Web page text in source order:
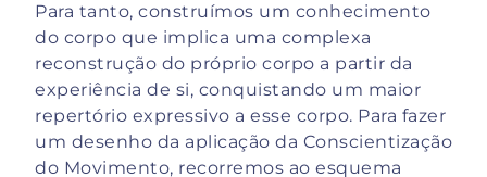
Para tanto, construímos um conhecimento
do corpo que implica uma complexa
reconstrução do próprio corpo a partir da
experiência de si, conquistando um maior
repertório expressivo a esse corpo. Para fazer
um desenho da aplicação da Conscientização
do Movimento, recorremos ao esquema